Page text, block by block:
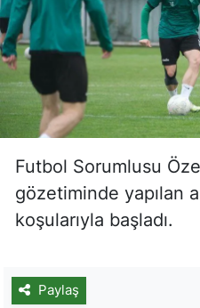
Futbol Sorumlusu
gözetiminde yapılan
koşularıyla başladı.
Paylaş